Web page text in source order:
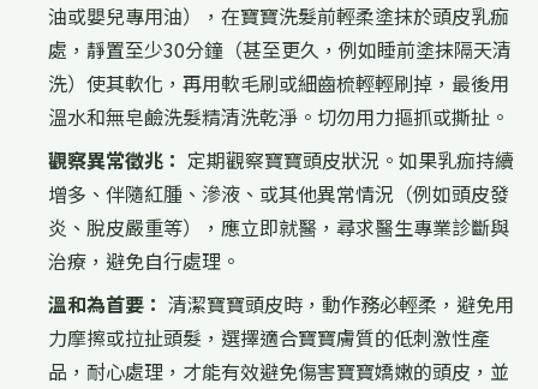
油或嬰兒專用油），在寶寶洗髮前輕柔塗抹於頭皮乳痂
處，靜置至少30分鐘（甚至更久，例如睡前塗抹隔天清
洗）使其軟化，再用軟毛刷或細齒梳輕輕刷掉，最後用
溫水和無皂鹼洗髮精清洗乾淨。切勿用力摳抓或撕扯。
觀察異常徵兆： 定期觀察寶寶頭皮狀況。如果乳痂持續
增多、伴隨紅腫、滲液、或其他異常情況（例如頭皮發
炎、脫皮嚴重等），應立即就醫，尋求醫生專業診斷與
治療，避免自行處理。
溫和為首要： 清潔寶寶頭皮時，動作務必輕柔，避免用
力摩擦或拉扯頭髮，選擇適合寶寶膚質的低刺激性產
品，耐心處理，才能有效避免傷害寶寶嬌嫩的頭皮，並